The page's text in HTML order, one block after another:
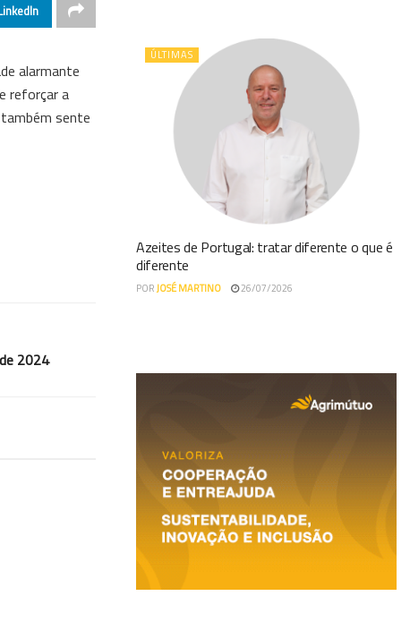
alarmante
reforçar a
sente
2024
ÚLTIMAS
Azeites de Portugal: tratar diferente o que é
diferente
PORJOSÉ MARTINO 26/07/2026